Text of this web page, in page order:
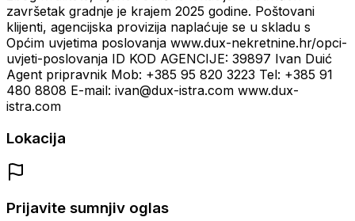
završetak gradnje je krajem 2025 godine. Poštovani
klijenti, agencijska provizija naplaćuje se u skladu s
Općim uvjetima poslovanja www.dux-nekretnine.hr/opci-
uvjeti-poslovanja ID KOD AGENCIJE: 39897 Ivan Duić
Agent pripravnik Mob: +385 95 820 3223 Tel: +385 91
480 8808 E-mail: ivan@dux-istra.com www.dux-
istra.com
Lokacija
Prijavite sumnjiv oglas